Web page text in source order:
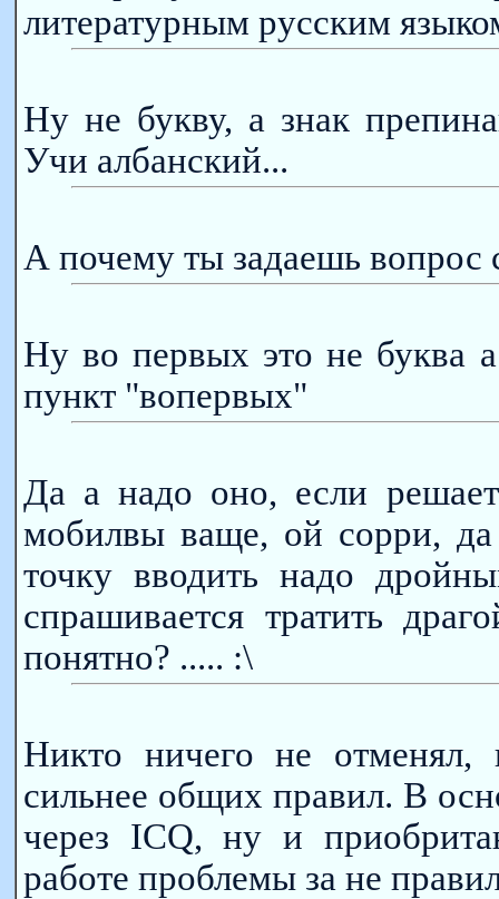
литературным русским
Ну не букву, а знак
Учи албанский...
А почему ты задаешь вопрос
Ну во первых это не буква
пункт "вопервых"
Да а надо оно, если
мобилвы ваще, ой сорри,
точку вводить надо
спрашивается тратить
понятно? ..... :\
Никто ничего не
сильнее общих правил. В
через ICQ, ну и
работе проблемы за не